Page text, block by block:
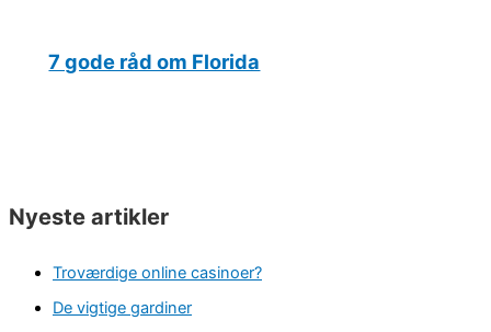
7 gode råd om Florida
Nyeste artikler
Troværdige online casinoer?
De vigtige gardiner